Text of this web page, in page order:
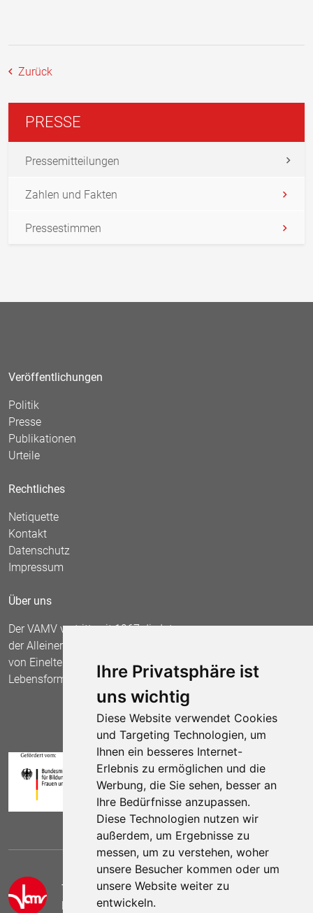
Ihre Privatsphäre ist
uns wichtig
Diese Website verwendet Cookies
und Targeting Technologien, um
Ihnen ein besseres Internet-
Erlebnis zu ermöglichen und die
Werbung, die Sie sehen, besser an
Ihre Bedürfnisse anzupassen.
Diese Technologien nutzen wir
außerdem, um Ergebnisse zu
messen, um zu verstehen, woher
unsere Besucher kommen oder um
unsere Website weiter zu
entwickeln.
Zurück
PRESSE
Pressemitteilungen
Zahlen und Fakten
Pressestimmen
Veröffentlichungen
Politik
Presse
Publikationen
Urteile
Rechtliches
Netiquette
Kontakt
Datenschutz
Impressum
Über uns
Der VAMV vertritt seit 1967 die Interessen
der Alleinerziehenden und fordert die Anerkennung
von Einelternfamilien als gleichberechtigte
Lebensform.
Telefon:(030) 69 59 78 6
E-Mail:
kontakt (at) vamv.de